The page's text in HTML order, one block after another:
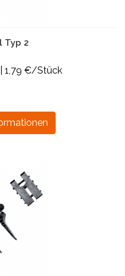
Typ 2
1,79 €/Stück